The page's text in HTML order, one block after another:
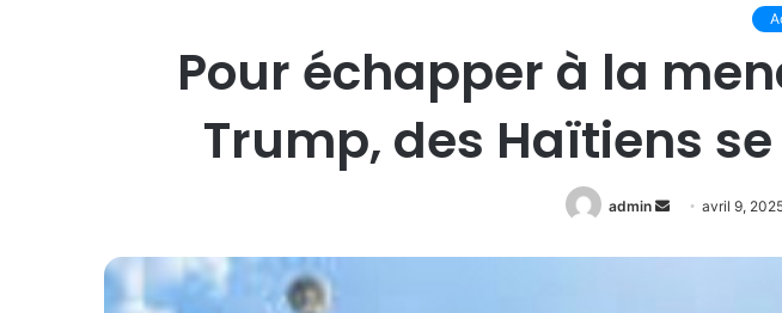
Pour échapper à la
Trump, des Haïtiens
admin
Envoyer
courriel
avril 9,